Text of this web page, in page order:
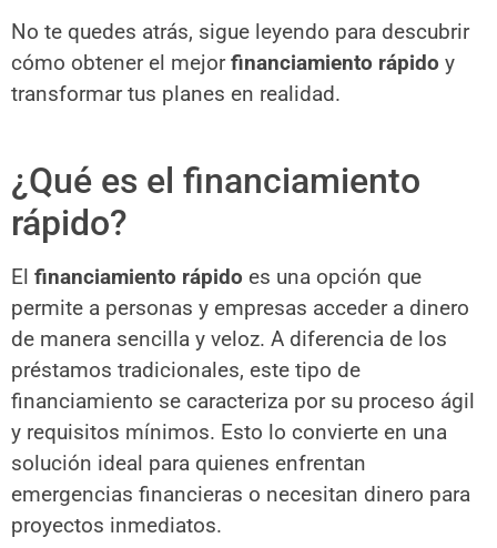
No te quedes atrás, sigue leyendo para descubrir
cómo obtener el mejorfinanciamiento rápido y
transformar tus planes en realidad.
¿Qué es el financiamiento
rápido?
El financiamiento rápido es una opción que
permite a personas y empresas acceder a dinero
de manera sencilla y veloz. A diferencia de los
préstamos tradicionales, este tipo de
financiamiento se caracteriza por su proceso ágil
y requisitos mínimos. Esto lo convierte en una
solución ideal para quienes enfrentan
emergencias financieras o necesitan dinero para
proyectos inmediatos.